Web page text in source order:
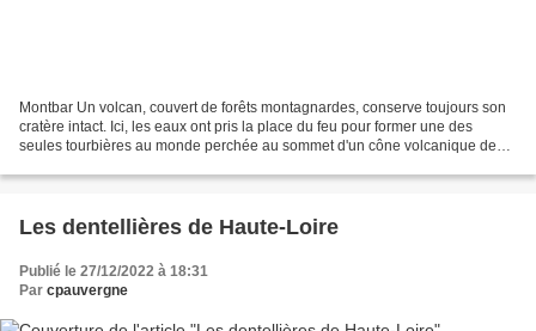
Montbar Un volcan, couvert de forêts montagnardes, conserve toujours son
cratère intact. Ici, les eaux ont pris la place du feu pour former une des
seules tourbières au monde perchée au sommet d'un cône volcanique de
Les dentellières de Haute-Loire
Publié le 27/12/2022 à 18:31
Par cpauvergne